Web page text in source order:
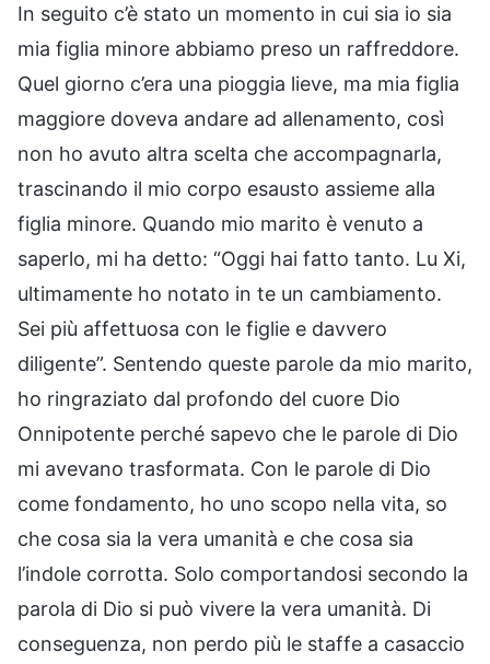
In seguito c’è stato un momento in cui sia io sia
mia figlia minore abbiamo preso un raffreddore.
Quel giorno c’era una pioggia lieve, ma mia figlia
maggiore doveva andare ad allenamento, così
non ho avuto altra scelta che accompagnarla,
trascinando il mio corpo esausto assieme alla
figlia minore. Quando mio marito è venuto a
saperlo, mi ha detto: “Oggi hai fatto tanto. Lu Xi,
ultimamente ho notato in te un cambiamento.
Sei più affettuosa con le figlie e davvero
diligente”. Sentendo queste parole da mio marito,
ho ringraziato dal profondo del cuore Dio
Onnipotente perché sapevo che le parole di Dio
mi avevano trasformata. Con le parole di Dio
come fondamento, ho uno scopo nella vita, so
che cosa sia la vera umanità e che cosa sia
l’indole corrotta. Solo comportandosi secondo la
parola di Dio si può vivere la vera umanità. Di
conseguenza, non perdo più le staffe a casaccio